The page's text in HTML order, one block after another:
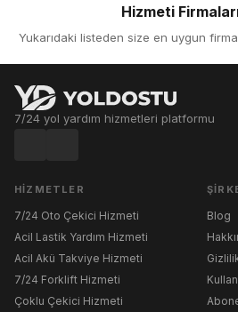
Hizmeti
Yukarıdaki listeden size en uygun
7/24 yol yardım hizmetleri platformu
HIZMETLER
7/24 Oto Çekici Hizmeti
Acil Lastik Yardım Hizmeti
Acil Akü Takviye Hizmeti
7/24 Forklift Hizmeti
Çoklu Çekici Hizmeti
Blog